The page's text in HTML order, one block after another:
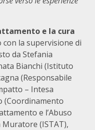
e la cura
con la supervisione di
da Stefania
Bianchi (Istituto
(Responsabile
– Intesa
(Coordinamento
e l’Abuso
Muratore (ISTAT),